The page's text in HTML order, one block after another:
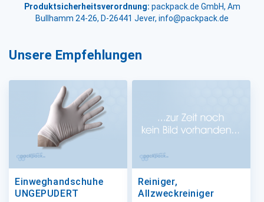
Produktsicherheitsverordnung: packpack.de GmbH, Am
Bullhamm 24-26, D-26441 Jever, info@packpack.de
Unsere Empfehlungen
Einweghandschuhe
UNGEPUDERT
Reiniger,
Allzweckreiniger